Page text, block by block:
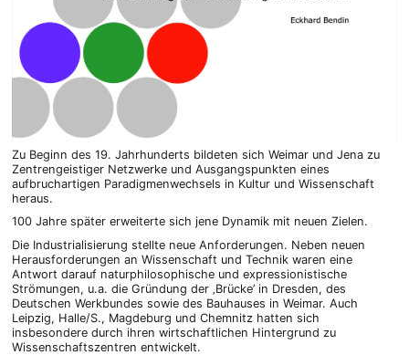
Zu Beginn des 19. Jahrhunderts bildeten sich Weimar und Jena zu
Zentrengeistiger Netzwerke und Ausgangspunkten eines
aufbruchartigen Paradigmenwechsels in Kultur und Wissenschaft
heraus.
100 Jahre später erweiterte sich jene Dynamik mit neuen Zielen.
Die Industrialisierung stellte neue Anforderungen. Neben neuen
Herausforderungen an Wissenschaft und Technik waren eine
Antwort darauf naturphilosophische und expressionistische
Strömungen, u.a. die Gründung der ‚Brücke’ in Dresden, des
Deutschen Werkbundes sowie des Bauhauses in Weimar. Auch
Leipzig, Halle/S., Magdeburg und Chemnitz hatten sich
insbesondere durch ihren wirtschaftlichen Hintergrund zu
Wissenschaftszentren entwickelt.